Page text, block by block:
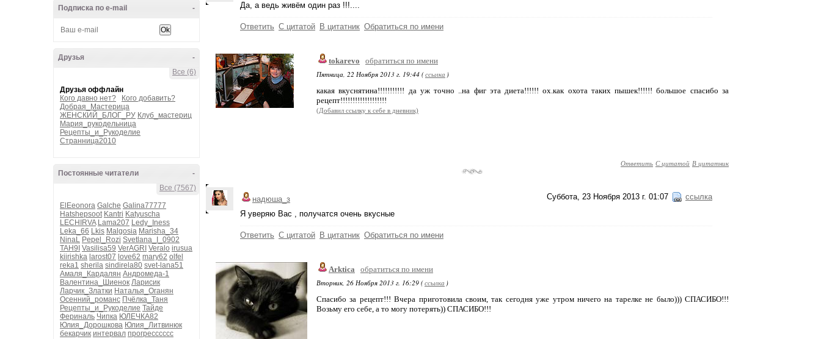
-
Подписка по e-mail
-
Друзья
Все (6)
Друзья оффлайн
Кого давно нет?
Кого добавить?
Добрая_Мастерица
ЖЕНСКИЙ_БЛОГ_РУ Клуб_мастериц
Мария_рукодельница
Рецепты_и_Рукоделие
Странница2010
-
Постоянные читатели
Все (7567)
ElEeonora Galche Galina77777
Hatshepsoot Kantri Katyuscha
LECHIRVA Lama207 Ledy_Iness
Leka_66 Lkis Malgosia Marisha_34
NinaL Pepel_Rozi Svetlana_I_0902
TAH9I Vasilisa59 VerAGRI Veralo irusua
kiirishka larost07 love62 mary62 olfel
reka1 sherila sindirela80 svet-lana51
Амаля_Кардалян Андромеда-1
Валентина_Шиенок Ларисик
Ларчик_Златки Наталья_Оганян
Осенний_романс Пчёлка_Таня
Рецепты_и_Рукоделие Тайде
Фериналь Чипка ЮЛЕЧКА82
Юлия_Дорошкова Юлия_Литвинюк
бекарчик интервал прогресссссс
Да, а ведь живём один раз !!!....
Ответить С цитатой В цитатник Обратиться по имени
tokarevo
обратиться по имени
Пятница, 22 Ноября 2013 г. 19:44 (ссылка )
какая вкуснятина!!!!!!!!!!! да уж точно ..на фиг эта диета!!!!!! ох.как охота таких пышек!!!!!! большое спасибо за
рецепт!!!!!!!!!!!!!!!!!!!
(Добавил ссылку к себе в дневник)
Ответить С цитатой В цитатник
Суббота, 23 Ноября 2013 г. 01:07 ссылка
надюша_з
Я уверяю Вас , получатся очень вкусные
Ответить С цитатой В цитатник Обратиться по имени
Arktica
обратиться по имени
Вторник, 26 Ноября 2013 г. 16:29 (ссылка )
Спасибо за рецепт!!! Вчера приготовила своим, так сегодня уже утром ничего на тарелке не было))) СПАСИБО!!!
Возьму его себе, а то могу потерять)) СПАСИБО!!!